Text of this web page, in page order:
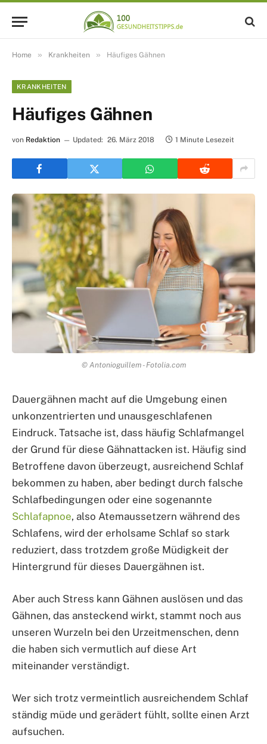
Home » Krankheiten » Häufiges Gähnen
KRANKHEITEN
Häufiges Gähnen
von Redaktion Updated: 26. März 2018 1 Minute Lesezeit
© Antonioguillem - Fotolia.com
Dauergähnen macht auf die Umgebung einen
unkonzentrierten und unausgeschlafenen
Eindruck. Tatsache ist, dass häufig Schlafmangel
der Grund für diese Gähnattacken ist. Häufig sind
Betroffene davon überzeugt, ausreichend Schlaf
bekommen zu haben, aber bedingt durch falsche
Schlafbedingungen oder eine sogenannte
Schlafapnoe, also Atemaussetzern während des
Schlafens, wird der erholsame Schlaf so stark
reduziert, dass trotzdem große Müdigkeit der
Hintergrund für dieses Dauergähnen ist.
Aber auch Stress kann Gähnen auslösen und das
Gähnen, das ansteckend wirkt, stammt noch aus
unseren Wurzeln bei den Urzeitmenschen, denn
die haben sich vermutlich auf diese Art
miteinander verständigt.
Wer sich trotz vermeintlich ausreichendem Schlaf
ständig müde und gerädert fühlt, sollte einen Arzt
aufsuchen.